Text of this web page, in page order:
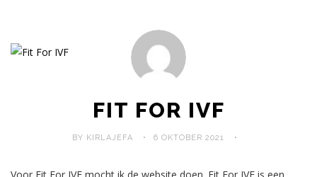
FIT FOR IVF
BY KIRLAJEFA 6 OKTOBER 2021